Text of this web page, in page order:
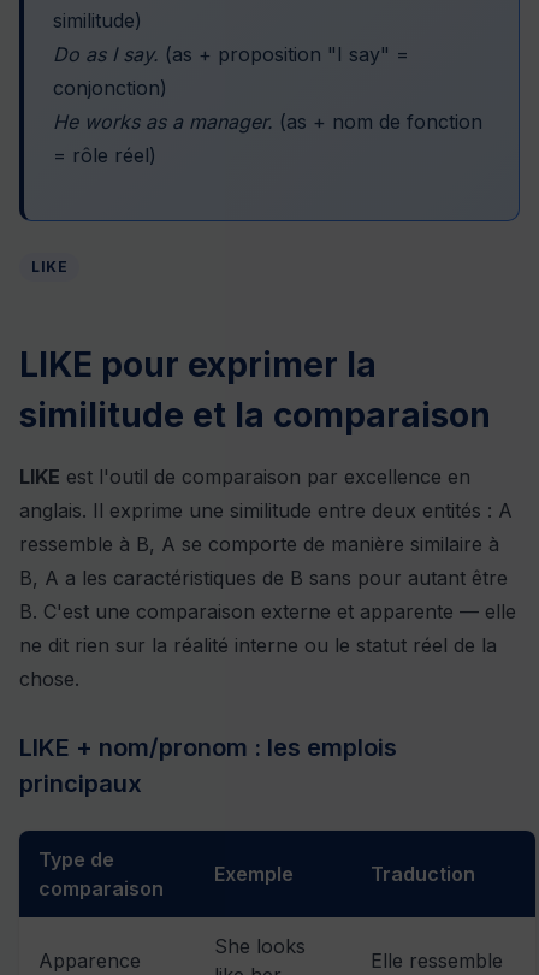
similitude)
Do as I say. (as + proposition "I say" =
conjonction)
He works as a manager. (as + nom de fonction
= rôle réel)
LIKE
LIKE pour exprimer la
similitude et la comparaison
LIKE est l'outil de comparaison par excellence en
anglais. Il exprime une similitude entre deux entités : A
ressemble à B, A se comporte de manière similaire à
B, A a les caractéristiques de B sans pour autant être
B. C'est une comparaison externe et apparente — elle
ne dit rien sur la réalité interne ou le statut réel de la
chose.
LIKE + nom/pronom : les emplois
principaux
Type de
comparaison
Exemple Traduction
Apparence
She looks
Elle ressemble